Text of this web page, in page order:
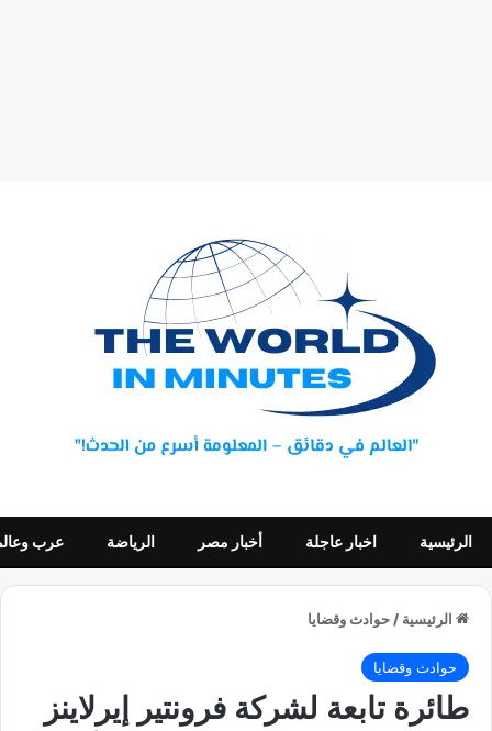
الرئيسية اخبار عاجلة أخبار مصر الرياضة عرب
الرئيسية / حوادث وقضايا
حوادث وقضايا
طائرة تابعة لشركة فرونتير إيرلاينز